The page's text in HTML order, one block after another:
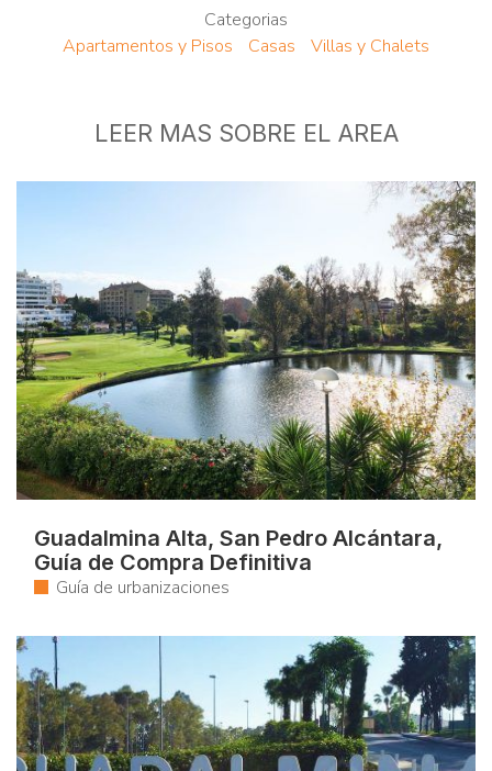
Categorias
Apartamentos y Pisos
Casas Villas y Chalets
LEER MAS SOBRE EL AREA
Guadalmina Alta, San Pedro Alcántara,
Guía de Compra Definitiva
Guía de urbanizaciones